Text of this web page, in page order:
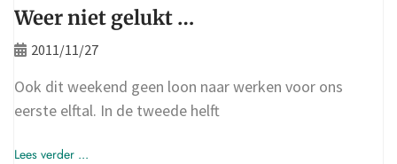
Weer niet gelukt …
2011/11/27
Ook dit weekend geen loon naar werken voor ons
eerste elftal. In de tweede helft
Lees verder ...